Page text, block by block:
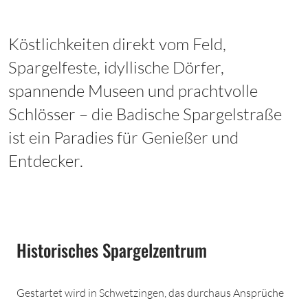
Köstlichkeiten direkt vom Feld,
Spargelfeste, idyllische Dörfer,
spannende Museen und prachtvolle
Schlösser – die Badische Spargelstraße
ist ein Paradies für Genießer und
Entdecker.
Historisches Spargelzentrum
Gestartet wird in Schwetzingen, das durchaus Ansprüche